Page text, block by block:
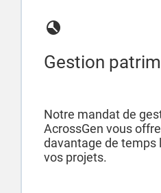
Gestion
Notre mandat de
AcrossGen vous
davantage de temps
vos projets.